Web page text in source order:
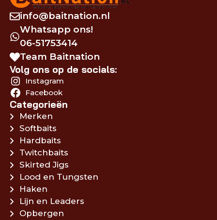
info@baitnation.nl
Whatsapp ons!
06-51753414
Team Baitnation
Volg ons op de socials:
Instagram
Facebook
Categorieën
Merken
Softbaits
Hardbaits
Twitchbaits
Skirted Jigs
Lood en Tungsten
Haken
Lijn en Leaders
Opbergen